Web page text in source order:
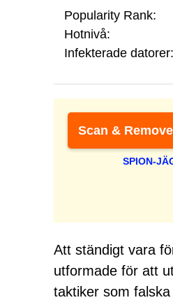
Popularity Rank:
Hotnivå:
Infekterade datorer:
Scan &
SPION-
Att ständigt vara
utformade för att
taktiker som